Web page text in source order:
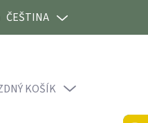
ČEŠTINA
NÁKUPNÍ
KOŠÍK